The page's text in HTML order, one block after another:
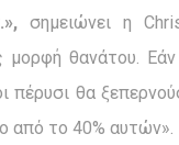
σημειώνει η
θανάτου.
πέρυσι θα
από το 40% αυτών».